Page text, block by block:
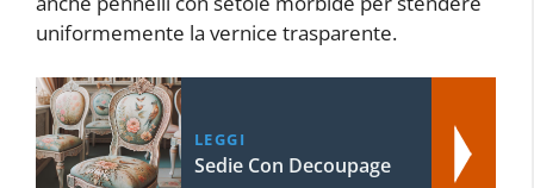
uniformemente la vernice trasparente.
LEGGI
Sedie Con Decoupage